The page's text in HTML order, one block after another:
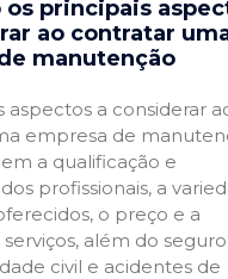
os principais
ao contratar
manutenção
aspectos a considerar
empresa de
a qualificação e
profissionais, a
o preço e a
além do
civil e acidentes de